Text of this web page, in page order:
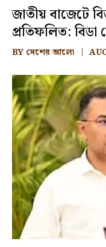
জাতীয় বাজেটে
প্রতিফলিত: বিডা
BY দেশের আলো